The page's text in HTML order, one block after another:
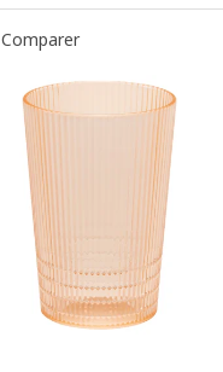
Comparer